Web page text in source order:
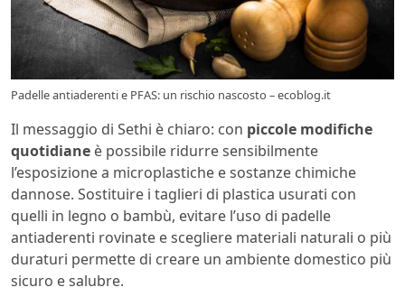
Padelle antiaderenti e PFAS: un rischio nascosto – ecoblog.it
Il messaggio di Sethi è chiaro: con piccole modifiche
quotidiane è possibile ridurre sensibilmente
l’esposizione a microplastiche e sostanze chimiche
dannose. Sostituire i taglieri di plastica usurati con
quelli in legno o bambù, evitare l’uso di padelle
antiaderenti rovinate e scegliere materiali naturali o più
duraturi permette di creare un ambiente domestico più
sicuro e salubre.